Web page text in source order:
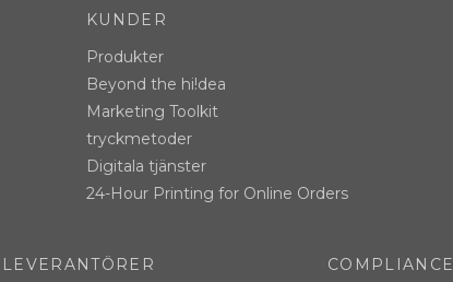
KUNDER
Produkter
Beyond the hi!dea
Marketing Toolkit
tryckmetoder
Digitala tjänster
24-Hour Printing for Online Orders
LEVERANTÖRER COMPLIANCE